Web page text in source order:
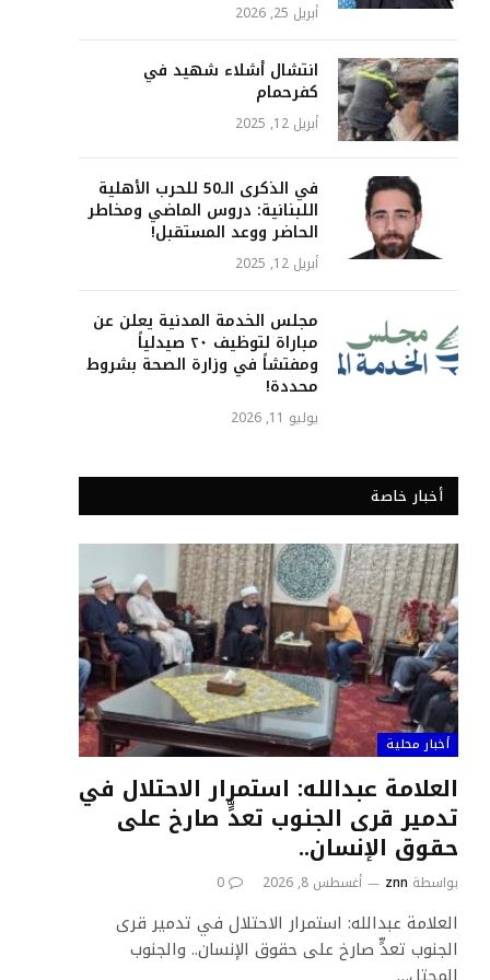
أبريل 25, 2026
انتشال أشلاء شهيد في
كفرحمام
أبريل 12, 2025
في الذكرى الـ50 للحرب الأهلية
اللبنانية: دروس الماضي ومخاطر
الحاضر ووعد المستقبل!
أبريل 12, 2025
مجلس الخدمة المدنية يعلن عن
مباراة لتوظيف ٢٠ صيدلياً
ومفتشاً في وزارة الصحة بشروط
محددة!
يوليو 11, 2026
أخبار خاصة
أخبار محلية
العلامة عبدالله: استمرار الاحتلال في
تدمير قرى الجنوب تعدٍّ صارخ على
حقوق الإنسان..
بواسطة znn أغسطس 8, 2026 0
العلامة عبدالله: استمرار الاحتلال في تدمير قرى
الجنوب تعدٍّ صارخ على حقوق الإنسان.. والجنوب